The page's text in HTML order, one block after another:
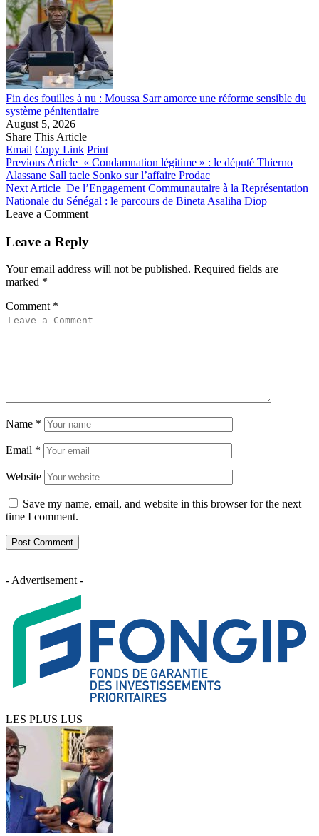
Fin des fouilles à nu : Moussa Sarr amorce une réforme sensible du
système pénitentiaire
August 5, 2026
Share This Article
Email Copy Link Print
Previous Article « Condamnation légitime » : le député Thierno
Alassane Sall tacle Sonko sur l’affaire Prodac
Next Article De l’Engagement Communautaire à la Représentation
Nationale du Sénégal : le parcours de Bineta Asaliha Diop
Leave a Comment
Leave a Reply
Your email address will not be published. Required fields are
marked *
Comment *
Name *
Email *
Website
Save my name, email, and website in this browser for the next
time I comment.
- Advertisement -
LES PLUS LUS